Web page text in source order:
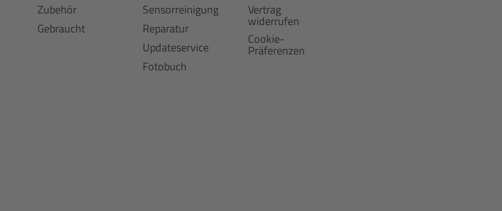
Zubehör
Gebraucht
Sensorreinigung
Reparatur
Updateservice
Fotobuch
Vertrag
widerrufen
Cookie-
Präferenzen